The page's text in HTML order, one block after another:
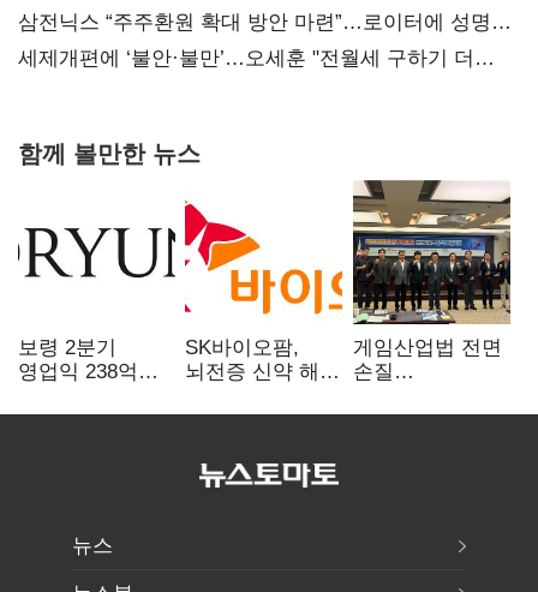
대전’
삼전닉스 “주주환원 확대 방안 마련”…로이터에 성명
보내
세제개편에 ‘불안·불만’…오세훈 "전월세 구하기 더
함께 볼만한 뉴스
보령 2분기
영업익 238억…
SK바이오팜,
뇌전증 신약 해외
차세대 신약 개발
게임산업법 전면
손질
규제 걷고
뉴스